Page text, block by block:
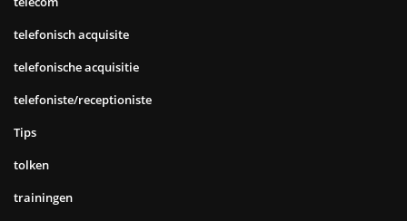
telefonisch acquisite
telefonische acquisitie
telefoniste/receptioniste
Tips
tolken
trainingen